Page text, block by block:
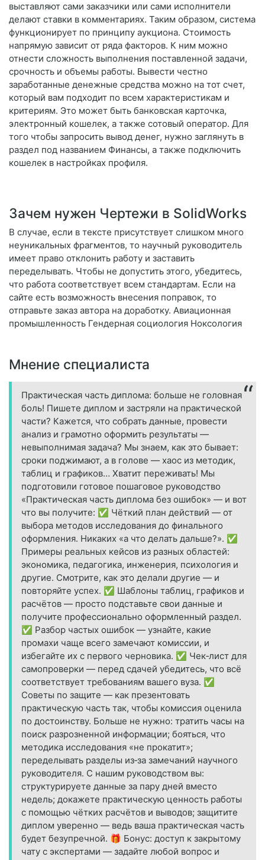
выставляют сами заказчики или сами исполнители
делают ставки в комментариях. Таким образом, система
функционирует по принципу аукциона. Стоимость
напрямую зависит от ряда факторов. К ним можно
отнести сложность выполнения поставленной задачи,
срочность и объемы работы. Вывести честно
заработанные денежные средства можно на тот счет,
который вам подходит по всем характеристикам и
критериям. Это может быть банковская карточка,
электронный кошелек, а также сотовый оператор. Для
того чтобы запросить вывод денег, нужно заглянуть в
раздел под названием Финансы, а также подключить
кошелек в настройках профиля.
Зачем нужен Чертежи в SolidWorks
В случае, если в тексте присутствует слишком много
неуникальных фрагментов, то научный руководитель
имеет право отклонить работу и заставить
переделывать. Чтобы не допустить этого, убедитесь,
что работа соответствует всем стандартам. Если на
сайте есть возможность внесения поправок, то
отправьте заказ автора на доработку. Авиационная
промышленность Гендерная социология Ноксология
Мнение специалиста
Практическая часть диплома: больше не головная
боль! Пишете диплом и застряли на практической
части? Кажется, что собрать данные, провести
анализ и грамотно оформить результаты —
невыполнимая задача? Мы знаем, как это бывает:
сроки поджимают, а в голове — хаос из методик,
таблиц и графиков… Хватит переживать! Мы
подготовили готовое пошаговое руководство
«Практическая часть диплома без ошибок» — и вот
что вы получите: ✅ Чёткий план действий — от
выбора методов исследования до финального
оформления. Никаких «а что делать дальше?». ✅
Примеры реальных кейсов из разных областей:
экономика, педагогика, инженерия, психология и
другие. Смотрите, как это делали другие — и
повторяйте успех. ✅ Шаблоны таблиц, графиков и
расчётов — просто подставьте свои данные и
получите профессионально оформленный раздел.
✅ Разбор частых ошибок — узнайте, какие
промахи чаще всего замечают комиссии, и
избегайте их с первого черновика. ✅ Чек‑лист для
самопроверки — перед сдачей убедитесь, что всё
соответствует требованиям вашего вуза. ✅
Советы по защите — как презентовать
практическую часть так, чтобы комиссия оценила
по достоинству. Больше не нужно: тратить часы на
поиск разрозненной информации; бояться, что
методика исследования «не прокатит»;
переделывать разделы из‑за замечаний научного
руководителя. С нашим руководством вы:
структурируете данные за пару дней вместо
недель; докажете практическую ценность работы
с помощью чётких расчётов и выводов; защитите
диплом уверенно — ведь ваша практическая часть
будет безупречной. 🎁 Бонус: доступ к закрытому
чату с экспертами — задайте любой вопрос и